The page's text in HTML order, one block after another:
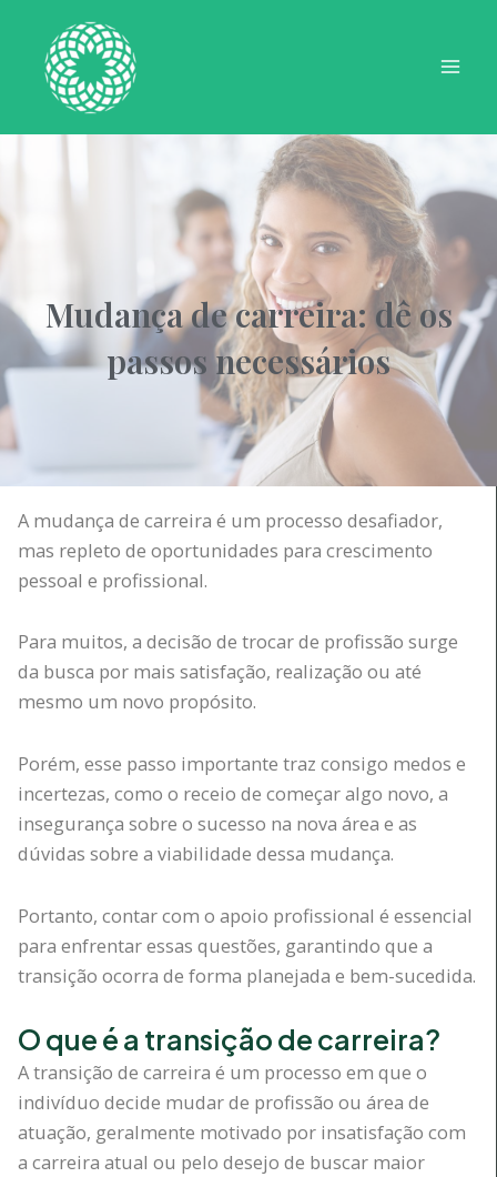
conteúdo
Mudança de carreira: dê os
passos necessários
A mudança de carreira é um processo desafiador,
mas repleto de oportunidades para crescimento
pessoal e profissional.
Para muitos, a decisão de trocar de profissão surge
da busca por mais satisfação, realização ou até
mesmo um novo propósito.
Porém, esse passo importante traz consigo medos e
incertezas, como o receio de começar algo novo, a
insegurança sobre o sucesso na nova área e as
dúvidas sobre a viabilidade dessa mudança.
Portanto, contar com o apoio profissional é essencial
para enfrentar essas questões, garantindo que a
transição ocorra de forma planejada e bem-sucedida.
O que é a transição de carreira?
A transição de carreira é um processo em que o
indivíduo decide mudar de profissão ou área de
atuação, geralmente motivado por insatisfação com
a carreira atual ou pelo desejo de buscar maior